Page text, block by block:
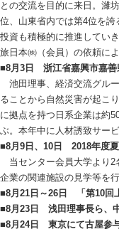
との交流を目的に来日。濰
位、山東省内では第4位を
投資も積極的に推進してい
旅日本㈱（会員）の依頼に
■8月3日 浙江省嘉興市嘉善
池田理事、経済交流グル
ることから自然災害が起こ
に拠点を持つ日系企業は約
ぶ。本年中に人材誘致サー
■8月9日、10日 2018年度
当センター会員大学より2
企業の関連施設の見学等を行
■8月21日～26日 「第10回
■8月23日 浅田理事長ら、
■8月24日 東京にて古屋参